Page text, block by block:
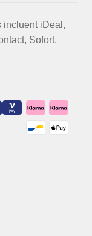
incluent iDeal,
Sofort,